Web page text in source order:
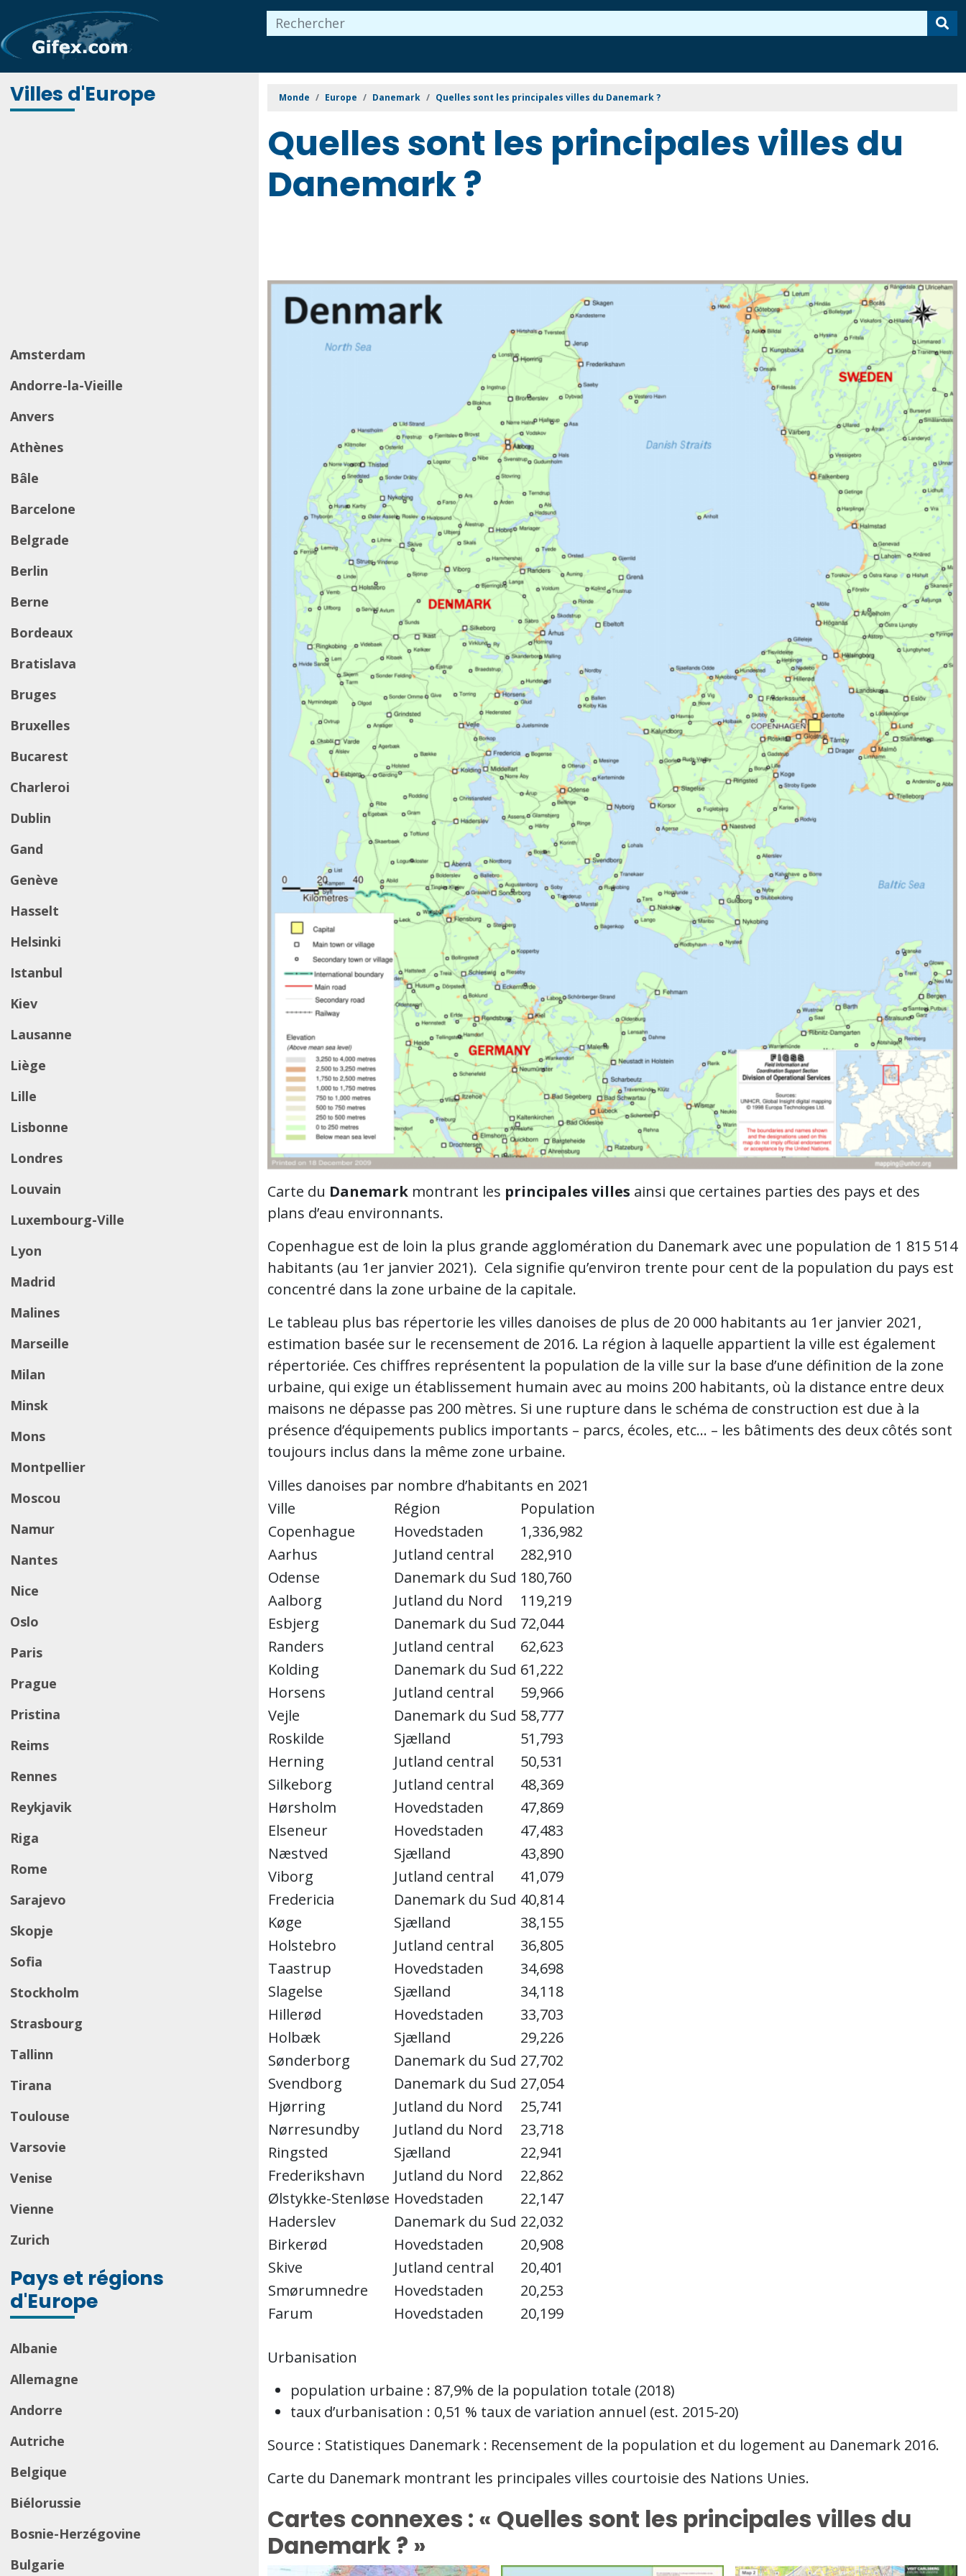
Villes d'Europe
Amsterdam
Andorre-la-Vieille
Anvers
Athènes
Bâle
Barcelone
Belgrade
Berlin
Berne
Bordeaux
Bratislava
Bruges
Bruxelles
Bucarest
Charleroi
Dublin
Gand
Genève
Hasselt
Helsinki
Istanbul
Kiev
Lausanne
Liège
Lille
Lisbonne
Londres
Louvain
Luxembourg-Ville
Lyon
Madrid
Malines
Marseille
Milan
Minsk
Mons
Montpellier
Moscou
Namur
Nantes
Nice
Oslo
Paris
Prague
Pristina
Reims
Rennes
Reykjavik
Riga
Rome
Sarajevo
Skopje
Sofia
Stockholm
Strasbourg
Tallinn
Tirana
Toulouse
Varsovie
Venise
Vienne
Zurich
Pays et régions
d'Europe
Albanie
Allemagne
Andorre
Autriche
Belgique
Biélorussie
Bosnie-Herzégovine
Bulgarie
Monde Europe Danemark Quelles sont les principales villes du Danemark ?
Quelles sont les principales villes du
Danemark ?
Carte du Danemark montrant les principales villes ainsi que certaines parties des pays et des
plans d’eau environnants.
Copenhague est de loin la plus grande agglomération du Danemark avec une population de 1 815 514
habitants (au 1er janvier 2021). Cela signifie qu’environ trente pour cent de la population du pays est
concentré dans la zone urbaine de la capitale.
Le tableau plus bas répertorie les villes danoises de plus de 20 000 habitants au 1er janvier 2021,
estimation basée sur le recensement de 2016. La région à laquelle appartient la ville est également
répertoriée. Ces chiffres représentent la population de la ville sur la base d’une définition de la zone
urbaine, qui exige un établissement humain avec au moins 200 habitants, où la distance entre deux
maisons ne dépasse pas 200 mètres. Si une rupture dans le schéma de construction est due à la
présence d’équipements publics importants – parcs, écoles, etc… – les bâtiments des deux côtés sont
toujours inclus dans la même zone urbaine.
Villes danoises par nombre d’habitants en 2021
Ville
Région
Population
Copenhague
Hovedstaden
1,336,982
Aarhus
Jutland central
282,910
Odense
Danemark du Sud 180,760
Aalborg
Jutland du Nord
119,219
Esbjerg
Danemark du Sud 72,044
Randers
Jutland central
62,623
Kolding
Danemark du Sud 61,222
Horsens
Jutland central
59,966
Vejle
Danemark du Sud 58,777
Roskilde
Sjælland
51,793
Herning
Jutland central
50,531
Silkeborg
Jutland central
48,369
Hørsholm
Hovedstaden
47,869
Elseneur
Hovedstaden
47,483
Næstved
Sjælland
43,890
Viborg
Jutland central
41,079
Fredericia
Danemark du Sud 40,814
Køge
Sjælland
38,155
Holstebro
Jutland central
36,805
Taastrup
Hovedstaden
34,698
Slagelse
Sjælland
34,118
Hillerød
Hovedstaden
33,703
Holbæk
Sjælland
29,226
Sønderborg
Danemark du Sud 27,702
Svendborg
Danemark du Sud 27,054
Hjørring
Jutland du Nord
25,741
Nørresundby
Jutland du Nord
23,718
Ringsted
Sjælland
22,941
Frederikshavn
Jutland du Nord
22,862
Ølstykke-Stenløse Hovedstaden
22,147
Haderslev
Danemark du Sud 22,032
Birkerød
Hovedstaden
20,908
Skive
Jutland central
20,401
Smørumnedre
Hovedstaden
20,253
Farum
Hovedstaden 20,199
Urbanisation
population urbaine : 87,9% de la population totale (2018)
taux d’urbanisation : 0,51 % taux de variation annuel (est. 2015-20)
Source : Statistiques Danemark : Recensement de la population et du logement au Danemark 2016.
Carte du Danemark montrant les principales villes courtoisie des Nations Unies.
Cartes connexes : « Quelles sont les principales villes du
Danemark ? »